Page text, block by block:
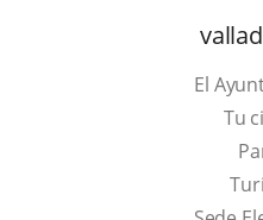
El
Tu